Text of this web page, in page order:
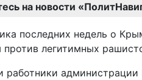
на новости
последних недель о
легитимных
работники